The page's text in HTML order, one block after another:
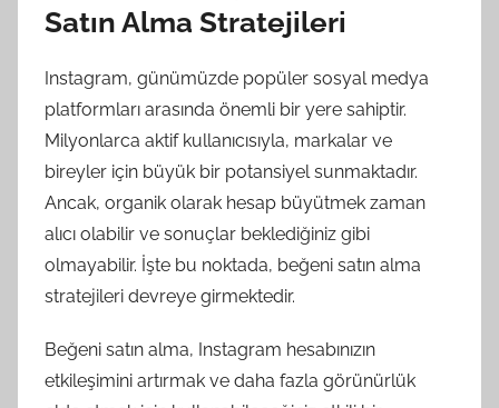
Satın Alma Stratejileri
Instagram, günümüzde popüler sosyal medya
platformları arasında önemli bir yere sahiptir.
Milyonlarca aktif kullanıcısıyla, markalar ve
bireyler için büyük bir potansiyel sunmaktadır.
Ancak, organik olarak hesap büyütmek zaman
alıcı olabilir ve sonuçlar beklediğiniz gibi
olmayabilir. İşte bu noktada, beğeni satın alma
stratejileri devreye girmektedir.
Beğeni satın alma, Instagram hesabınızın
etkileşimini artırmak ve daha fazla görünürlük